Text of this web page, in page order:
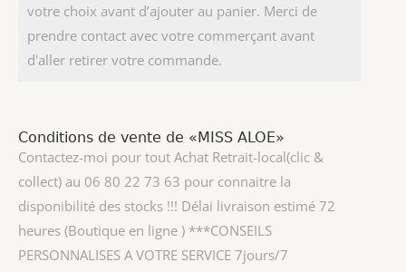
votre choix avant d’ajouter au panier. Merci de
prendre contact avec votre commerçant avant
d'aller retirer votre commande.
Conditions de vente de «MISS ALOE»
Contactez-moi pour tout Achat Retrait-local(clic &
collect) au 06 80 22 73 63 pour connaitre la
disponibilité des stocks !!! Délai livraison estimé 72
heures (Boutique en ligne ) ***CONSEILS
PERSONNALISES A VOTRE SERVICE 7jours/7